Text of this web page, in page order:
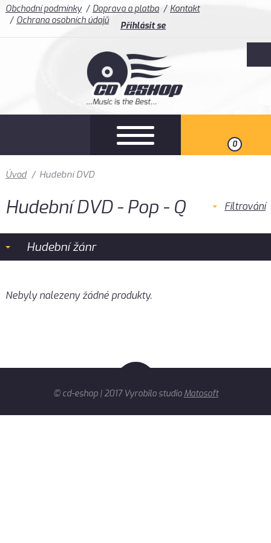
Obchodní podmínky Doprava a platba
Kontakt
Ochrana osobních údajů
Přihlásit se
0
Úvod / Hudební DVD
Hudební DVD - Pop - Q Filtrování
Hudební žánr
Nebyly nalezeny žádné produkty.
© cd-eshop | 2017 Vyrobilo studio Matosoft